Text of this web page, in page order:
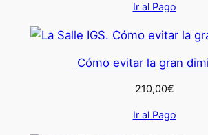
Ir al Pago
Cómo evitar la gran
210,00€
Ir al Pago